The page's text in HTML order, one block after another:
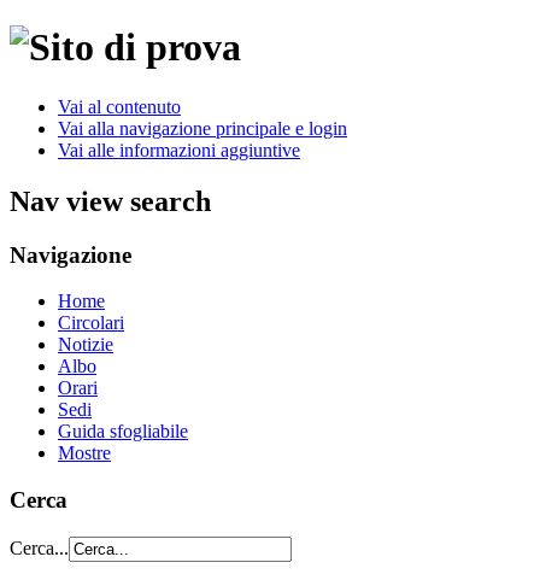
Vai al contenuto
Vai alla navigazione principale e login
Vai alle informazioni aggiuntive
Nav view search
Navigazione
Home
Circolari
Notizie
Albo
Orari
Sedi
Guida sfogliabile
Mostre
Cerca
Cerca...